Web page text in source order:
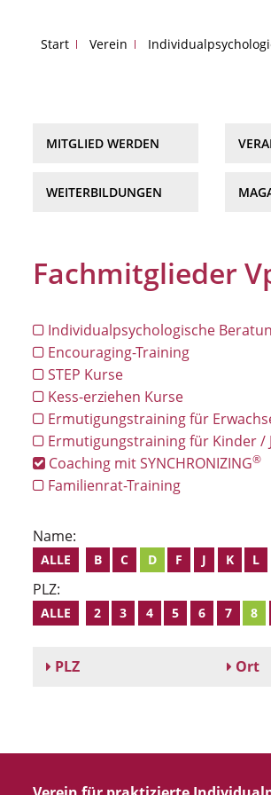
Start Verein
MITGLIED WERDEN
WEITERBILDUNGEN
Fachmitglieder
Individualpsychologische
Encouraging-Training
STEP Kurse
Kess-erziehen Kurse
Ermutigungstraining für
Ermutigungstraining für Kinder /
Coaching mit SYNCHRONIZING®
Familienrat-Training
Name:
ALLE B C D F J K L
PLZ:
ALLE 2 3 4 5 6 7 8
PLZ Ort